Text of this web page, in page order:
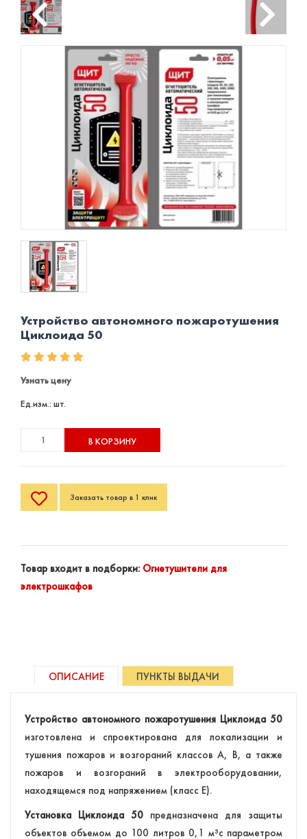
Устройство автономного пожаротушения
Циклоида 50
Узнать цену
Ед.изм.: шт.
В КОРЗИНУ
Заказать товар в 1 клик
Товар входит в подборки: Огнетушители для
электрошкафов
ОПИСАНИЕ ПУНКТЫ ВЫДАЧИ
Устройство автономного пожаротушения Циклоида 50
изготовлена и спроектирована для локализации и
тушения пожаров и возгораний классов А, B, а также
пожаров и возгораний в электрооборудовании,
находящемся под напряжением (класс E).
Установка Циклоида 50 предназначена для защиты
объектов объемом до 100 литров 0,1 м³с параметром